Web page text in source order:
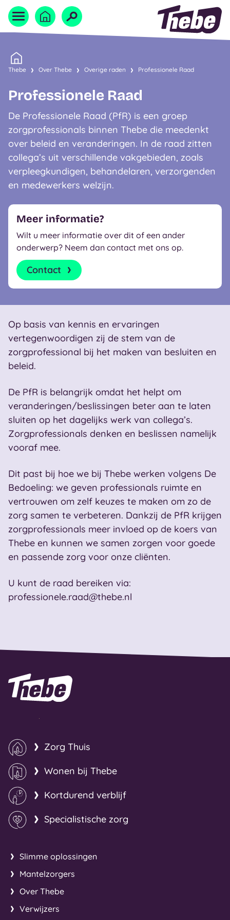
Home
Naar homepage
Thebe Over Thebe Overige raden Professionele Raad
Meer informatie?
Wilt u meer informatie over dit of een ander
onderwerp? Neem dan contact met ons op.
Contact
Professionele Raad
De Professionele Raad (PfR) is een groep
zorgprofessionals binnen Thebe die meedenkt
over beleid en veranderingen. In de raad zitten
collega’s uit verschillende vakgebieden, zoals
verpleegkundigen, behandelaren, verzorgenden
en medewerkers welzijn.
Op basis van kennis en ervaringen
vertegenwoordigen zij de stem van de
zorgprofessional bij het maken van besluiten en
beleid.
De PfR is belangrijk omdat het helpt om
veranderingen/beslissingen beter aan te laten
sluiten op het dagelijks werk van collega’s.
Zorgprofessionals denken en beslissen namelijk
vooraf mee.
Dit past bij hoe we bij Thebe werken volgens De
Bedoeling: we geven professionals ruimte en
vertrouwen om zelf keuzes te maken om zo de
zorg samen te verbeteren. Dankzij de PfR krijgen
zorgprofessionals meer invloed op de koers van
Thebe en kunnen we samen zorgen voor goede
en passende zorg voor onze cliënten.
U kunt de raad bereiken via:
professionele.raad@thebe.nl
Naar homepage
Zorg Thuis
Wonen bij Thebe
Kortdurend verblijf
Specialistische zorg
Slimme oplossingen
Mantelzorgers
Over Thebe
Verwijzers